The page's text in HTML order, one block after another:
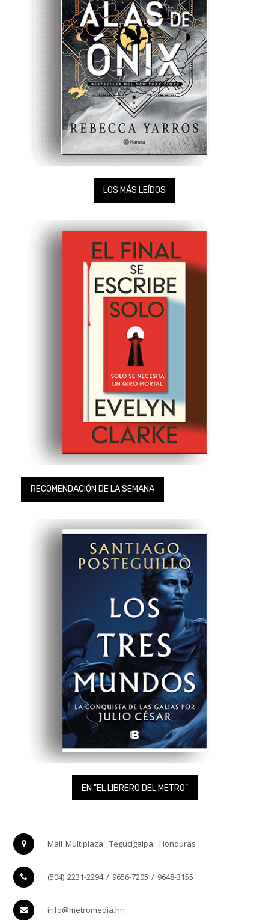
LOS MÁS LEÍDOS
RECOMENDACIÓN DE LA SEMANA
EN "EL LIBRERO DEL METRO"
Mall Multiplaza Tegucigalpa Honduras
(504) 2231-2294 / 9656-7205 / 9648-3155
info@metromedia.hn